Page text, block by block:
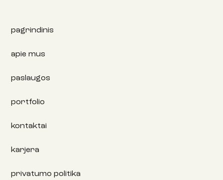
pagrindinis
apie mus
paslaugos
portfolio
kontaktai
karjera
privatumo politika